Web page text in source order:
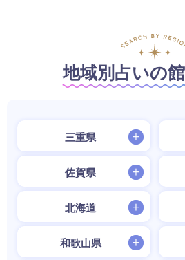
地域別占いの
三重県
佐賀県
北海道
和歌山県